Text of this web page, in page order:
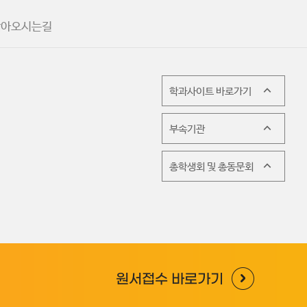
원서접수 바로가기
오시는길
학과사이트 바로가기
부속기관
총학생회 및 총동문회